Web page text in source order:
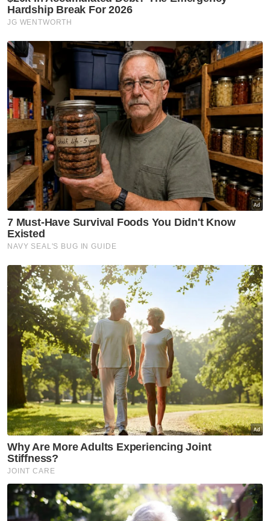
Suasana sebak sambut
Semasa
Maut renjatan elektrik:
Jenazah tiga anggota polis
diterbangkan pulang ke
kampung halaman